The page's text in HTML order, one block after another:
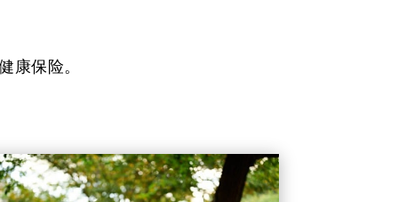
康保险。